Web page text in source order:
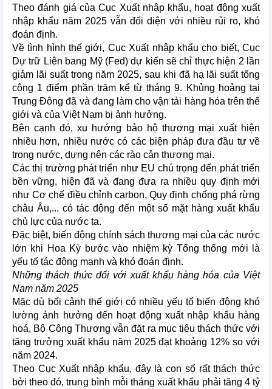
Theo đánh giá của Cục Xuất nhập khẩu, hoạt động xuất
nhập khẩu năm 2025 vẫn đối diện với nhiều rủi ro, khó
đoán định.
Về tình hình thế giới, Cục Xuất nhập khẩu cho biết, Cục
Dự trữ Liên bang Mỹ (Fed) dự kiến sẽ chỉ thực hiện 2 lần
giảm lãi suất trong năm 2025, sau khi đã hạ lãi suất tổng
cộng 1 điểm phần trăm kể từ tháng 9. Khủng hoảng tại
Trung Đông đã và đang làm cho vận tải hàng hóa trên thế
giới và của Việt Nam bị ảnh hưởng.
Bên cạnh đó, xu hướng bảo hộ thương mại xuất hiện
nhiều hơn, nhiều nước có các biện pháp đưa đầu tư về
trong nước, dựng nên các rào cản thương mại.
Các thị trường phát triển như EU chú trọng đến phát triển
bền vững, hiện đã và đang đưa ra nhiều quy định mới
như Cơ chế điều chỉnh carbon, Quy định chống phá rừng
châu Âu,... có tác động đến một số mặt hàng xuất khẩu
chủ lực của nước ta.
Đặc biệt, biến động chính sách thương mại của các nước
lớn khi Hoa Kỳ bước vào nhiệm kỳ Tổng thống mới là
yếu tố tác động mạnh và khó đoán định.
Những thách thức đối với xuất khẩu hàng hóa của Việt
Nam năm 2025
Mặc dù bối cảnh thế giới có nhiều yếu tố biến động khó
lường ảnh hưởng đến hoạt động xuất nhập khẩu hàng
hoá, Bộ Công Thương vẫn đặt ra mục tiêu thách thức với
tăng trưởng xuất khẩu năm 2025 đạt khoảng 12% so với
năm 2024.
Theo Cục Xuất nhập khẩu, đây là con số rất thách thức
bởi theo đó, trung bình mỗi tháng xuất khẩu phải tăng 4 tỷ